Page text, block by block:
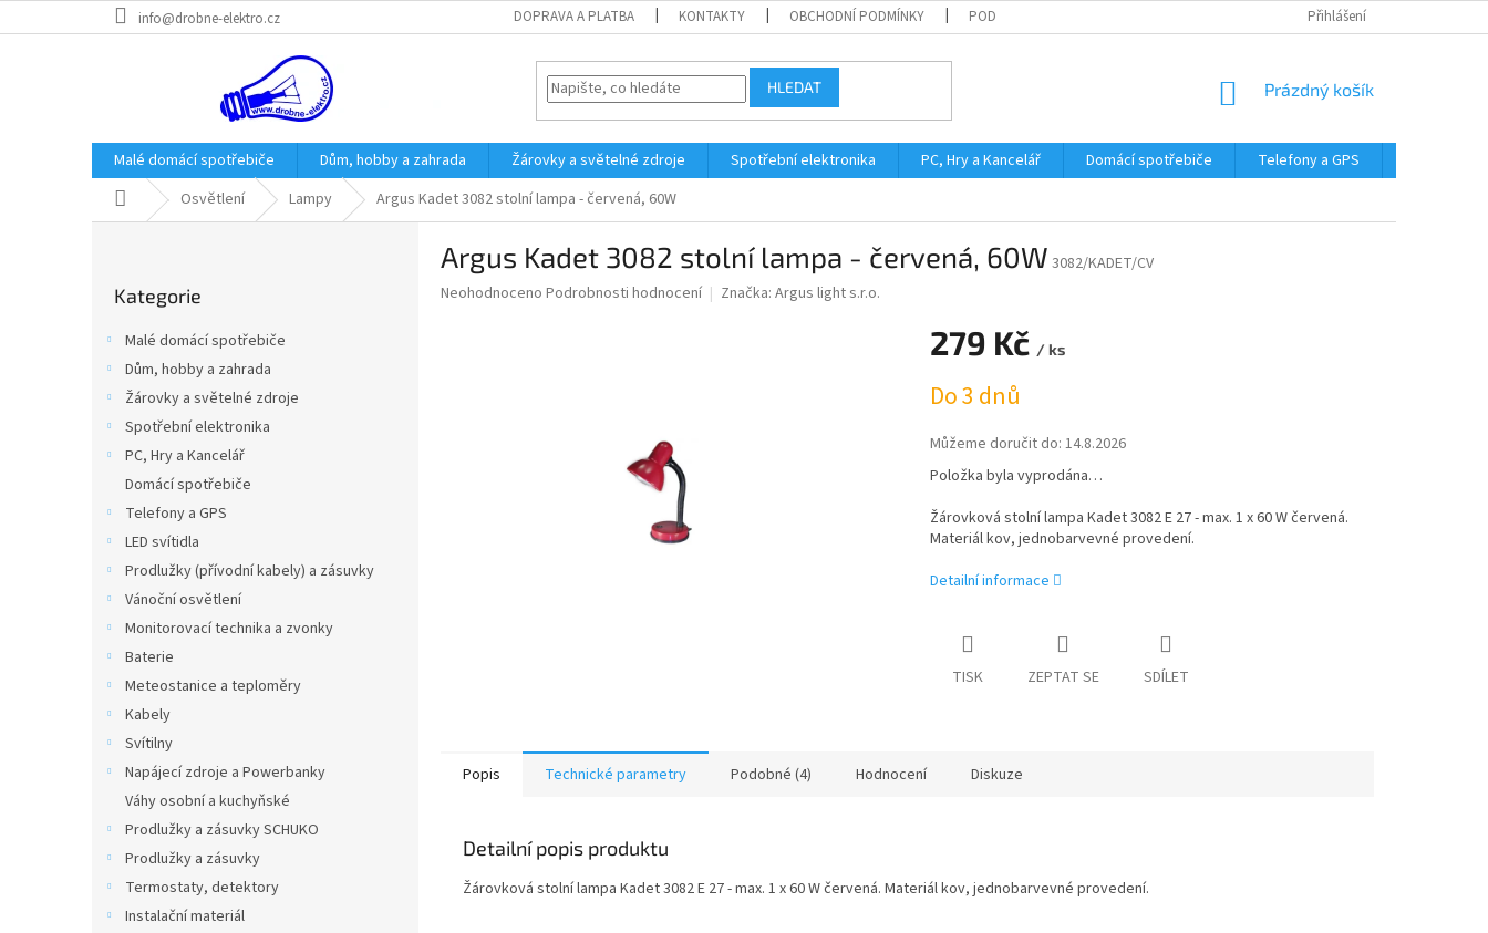
na
info@drobne-elektro.cz DOPRAVA A PLATBA KONTAKTY OBCHODNÍ PODMÍNKY PODMÍNKY OCHRANY OSOBNÍCH ÚDAJŮ Přihlášení
HLEDAT
NÁKUPNÍ
Prázdný košík
Malé domácí spotřebiče Dům, hobby a zahrada Žárovky a světelné zdroje Spotřební elektronika PC, Hry a Kancelář Domácí spotřebiče Telefony a GPS
Domů Osvětlení Lampy Argus Kadet 3082 stolní lampa - červená, 60W
kategorie
Kategorie
Malé domácí spotřebiče
Dům, hobby a zahrada
Žárovky a světelné zdroje
Spotřební elektronika
PC, Hry a Kancelář
Domácí spotřebiče
Telefony a GPS
LED svítidla
Prodlužky (přívodní kabely) a zásuvky
Vánoční osvětlení
Monitorovací technika a zvonky
Baterie
Meteostanice a teploměry
Kabely
Svítilny
Napájecí zdroje a Powerbanky
Váhy osobní a kuchyňské
Prodlužky a zásuvky SCHUKO
Prodlužky a zásuvky
Termostaty, detektory
Instalační materiál
Argus Kadet 3082 stolní lampa - červená, 60W 3082/KADET/CV
Průměrné
Neohodnoceno Podrobnosti hodnocení Značka: Argus light s.r.o.
279 Kč / ks
cena:
Do 3 dnů
Můžeme doručit do: 14.8.2026
Položka byla vyprodána…
Žárovková stolní lampa Kadet 3082 E 27 - max. 1 x 60 W červená.
Materiál kov, jednobarvevné provedení.
Detailní informace
TISK ZEPTAT SE SDÍLET
Popis Technické parametry Podobné (4) Hodnocení Diskuze
Detailní popis produktu
Žárovková stolní lampa Kadet 3082 E 27 - max. 1 x 60 W červená. Materiál kov, jednobarvevné provedení.